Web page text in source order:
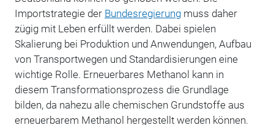
Importstrategie der Bundesregierungmuss daher
zügig mit Leben erfüllt werden. Dabei spielen
Skalierung bei Produktion und Anwendungen, Aufbau
von Transportwegen und Standardisierungen eine
wichtige Rolle. Erneuerbares Methanol kann in
diesem Transformationsprozess die Grundlage
bilden, da nahezu alle chemischen Grundstoffe aus
erneuerbarem Methanol hergestellt werden können.